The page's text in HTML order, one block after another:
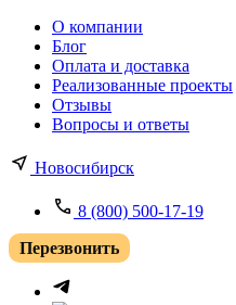
О компании
Блог
Оплата и доставка
Реализованные проекты
Отзывы
Вопросы и ответы
Новосибирск
8 (800) 500-17-19
Перезвонить